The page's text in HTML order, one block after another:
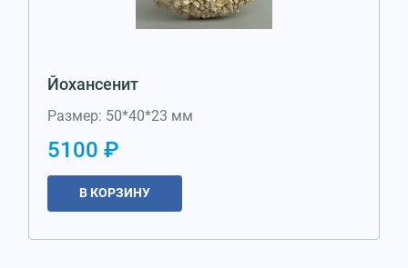
Йохансенит
Размер: 50*40*23 мм
5100 ₽
В КОРЗИНУ